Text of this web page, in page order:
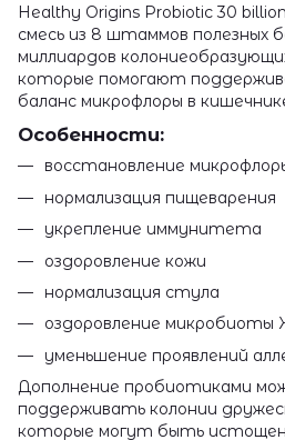
Healthy Origins Probiotic 30
смесь из 8 штаммов полезных
миллиардов
которые помогают
баланс микрофлоры в
Особенности:
восстановление
нормализация пищеварения
укрепление иммунитета
оздоровление кожи
нормализация стула
оздоровление микробиоты
уменьшение проявлений
Дополнение пробиотиками
поддерживать колонии
которые могут быть